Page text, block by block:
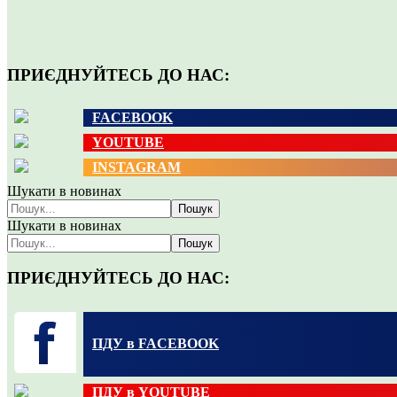
ПРИЄДНУЙТЕСЬ ДО НАС:
FACEBOOK
YOUTUBE
INSTAGRAM
Шукати в новинах
Пошук
Шукати в новинах
Пошук
ПРИЄДНУЙТЕСЬ ДО НАС:
ПДУ в FACEBOOK
ПДУ в YOUTUBE